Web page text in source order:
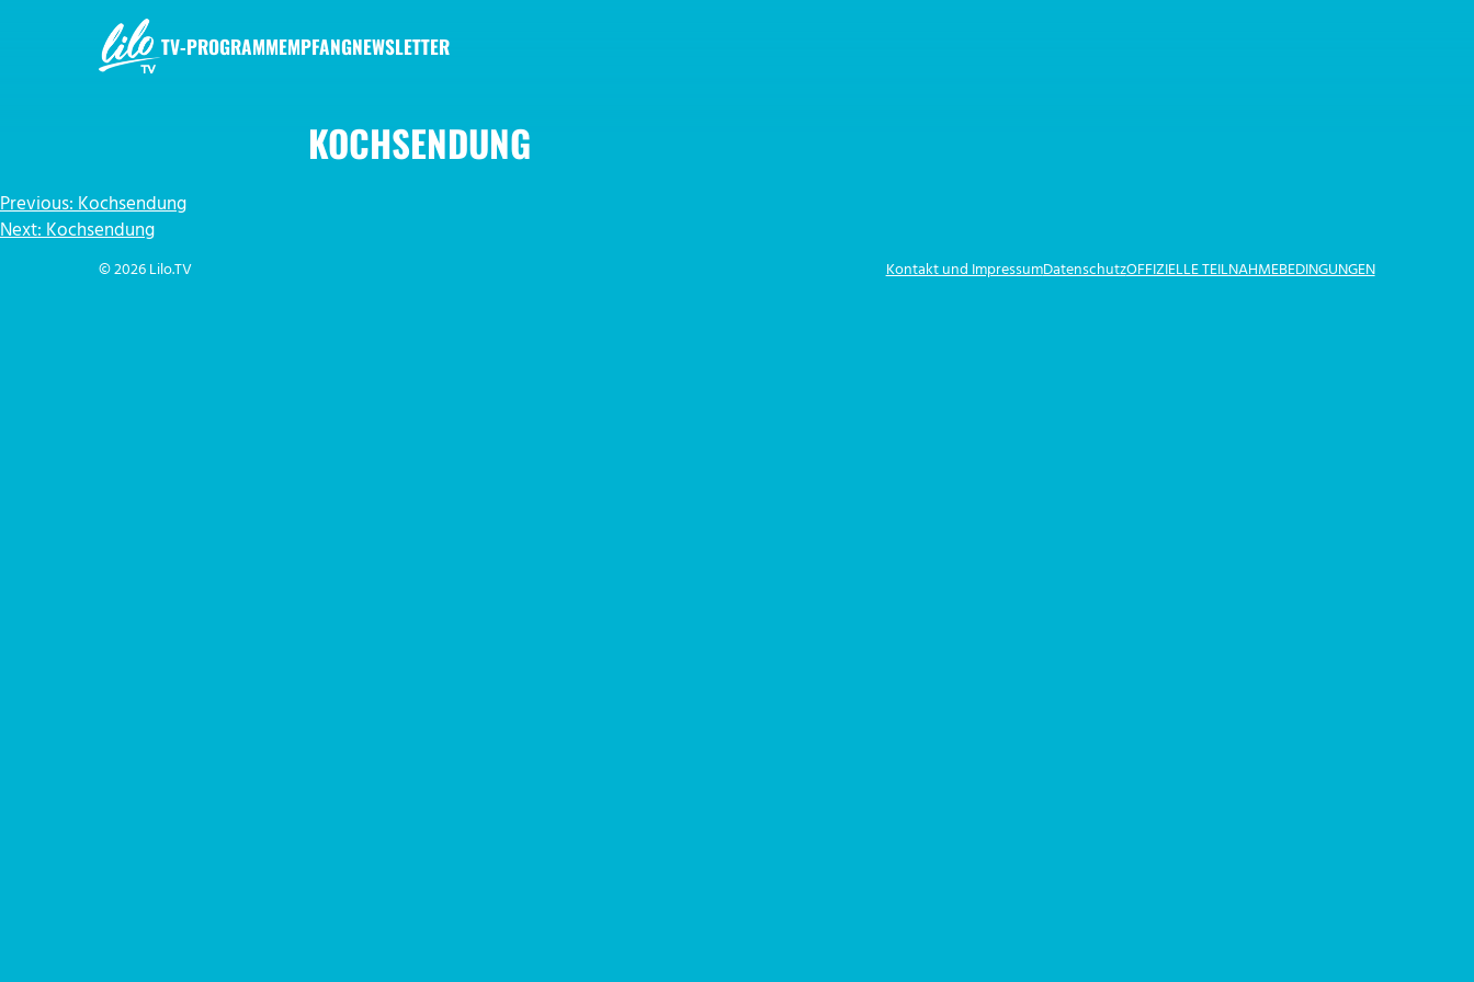
TV-PROGRAMMEMPFANGNEWSLETTER
KOCHSENDUNG
BEITRAGSNAVIGATION
Previous:Kochsendung
Next:Kochsendung
© 2026 Lilo.TV Kontakt und ImpressumDatenschutzOFFIZIELLE TEILNAHMEBEDINGUNGEN